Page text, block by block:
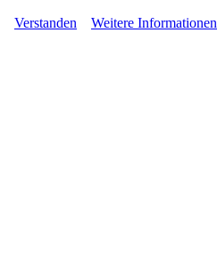
Verstanden
Weitere Informationen